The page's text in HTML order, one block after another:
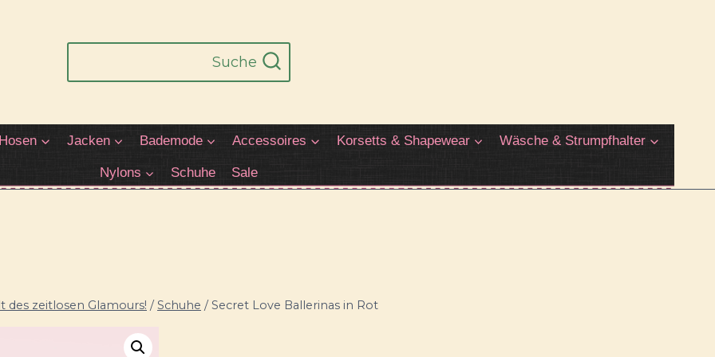
Suche
Hosen Jacken Bademode Accessoires Korsetts & Shapewear Wäsche & Strumpfhalter
Nylons Schuhe Sale
zeitlosen Glamours! / Schuhe / Secret Love Ballerinas in Rot